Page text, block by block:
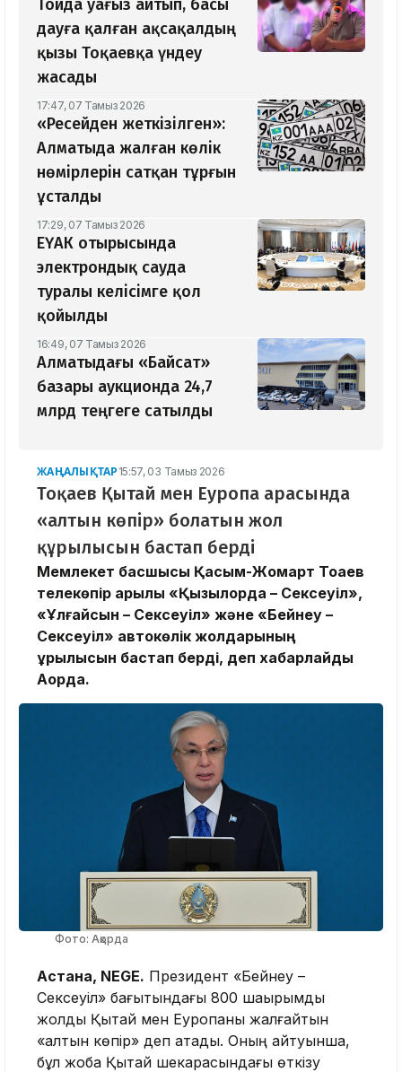
Тойда уағыз айтып, басы
дауға қалған ақсақалдың
қызы Тоқаевқа үндеу
жасады
17:47, 07 Тамыз 2026
«Ресейден жеткізілген»:
Алматыда жалған көлік
нөмірлерін сатқан тұрғын
ұсталды
17:29, 07 Тамыз 2026
ЕҮАК отырысында
электрондық сауда
туралы келісімге қол
қойылды
16:49, 07 Тамыз 2026
Алматыдағы «Байсат»
базары аукционда 24,7
млрд теңгеге сатылды
ЖАҢАЛЫҚТАР 15:57, 03 Тамыз 2026
Тоқаев Қытай мен Еуропа арасында
«алтын көпір» болатын жол
құрылысын бастап берді
Мемлекет басшысы Қасым-Жомарт Тоқаев
телекөпір арқылы «Қызылорда – Сексеуіл»,
«Ұлғайсын – Сексеуіл» және «Бейнеу –
Сексеуіл» автокөлік жолдарының
құрылысын бастап берді, деп хабарлайды
Ақорда.
Фото: Ақорда
Астана, NEGE. Президент «Бейнеу –
Сексеуіл» бағытындағы 800 шақырымдық
жолды Қытай мен Еуропаны жалғайтын
«алтын көпір» деп атады. Оның айтуынша,
бұл жоба Қытай шекарасындағы өткізу